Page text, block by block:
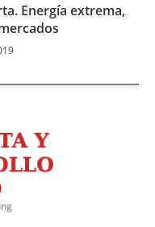
Energía extrema,